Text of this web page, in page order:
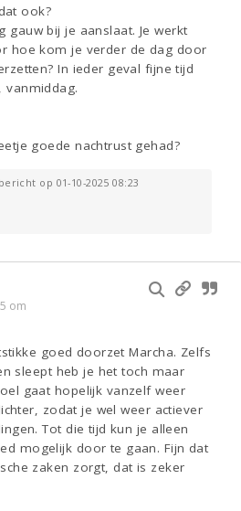
ook?
gauw bij je aanslaat. Je werkt
hoe kom je verder de dag door
In ieder geval fijne tijd
vanmiddag.
goede nachtrust gehad?
op 01-10-2025 08:23
om
goed doorzet Marcha. Zelfs
sleept heb je het toch maar
gaat hopelijk vanzelf weer
zodat je wel weer actiever
Tot die tijd kun je alleen
mogelijk door te gaan. Fijn dat
zaken zorgt, dat is zeker